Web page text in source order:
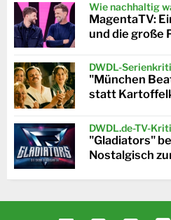
Wie nachhaltig
MagentaTV:
und die große
DWDL-
"München
statt
DWDL.de-TV-
"Gladiators"
Nostalgisch